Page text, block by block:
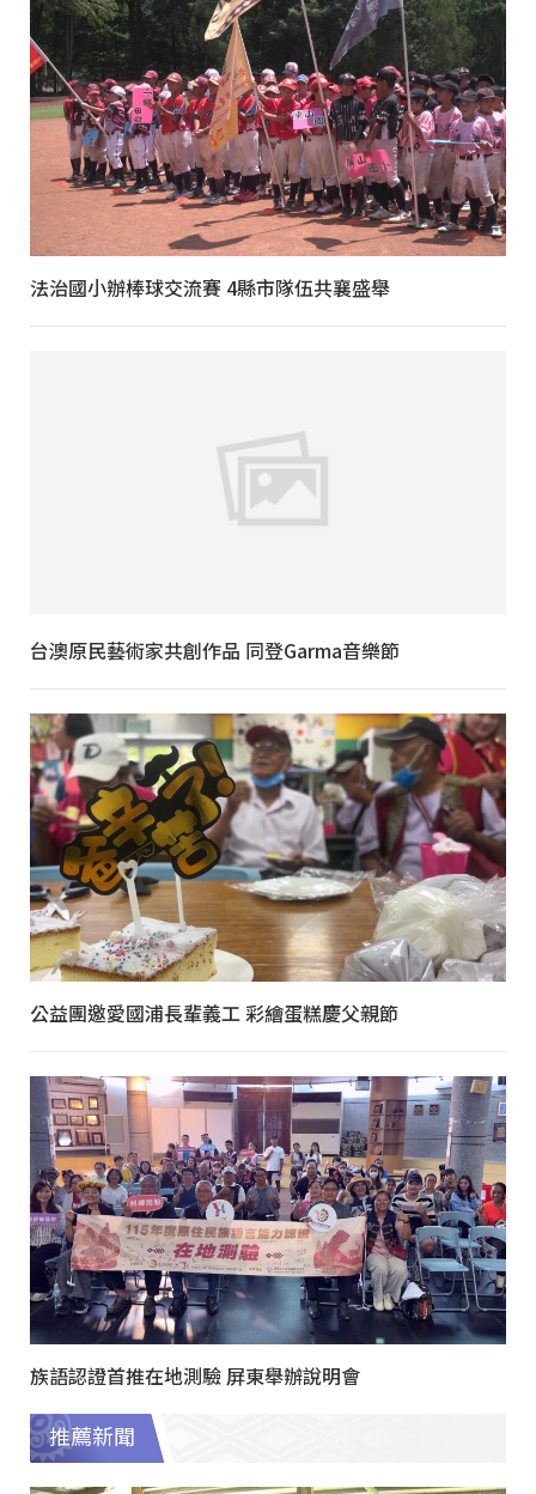
法治國小辦棒球交流賽 4縣市隊伍共襄盛舉
台澳原民藝術家共創作品 同登Garma音樂節
公益團邀愛國浦長輩義工 彩繪蛋糕慶父親節
族語認證首推在地測驗 屏東舉辦說明會
推薦新聞